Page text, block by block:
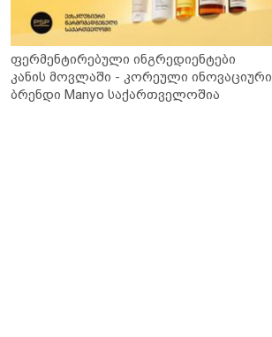
ფერმენტირებული ინგრედიენტები
კანის მოვლაში - კორეული ინოვაციური
ბრენდი Manyo საქართველოშია